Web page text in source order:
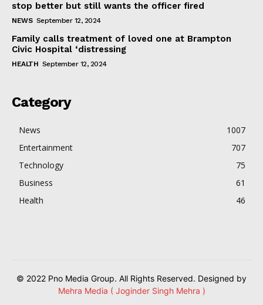
stop better but still wants the officer fired
NEWS September 12, 2024
Family calls treatment of loved one at Brampton
Civic Hospital ‘distressing
HEALTH September 12, 2024
Category
News
1007
Entertainment
707
Technology
75
Business
61
Health
46
© 2022 Pno Media Group. All Rights Reserved. Designed by
Mehra Media ( Joginder Singh Mehra )